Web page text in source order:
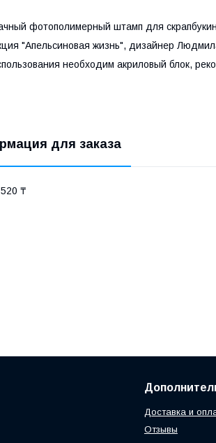
фотополимерный штамп для
"Апельсиновая жизнь", дизайнер
необходим акриловый блок,
для заказа
520 ₸
Доставка и
Отзывы